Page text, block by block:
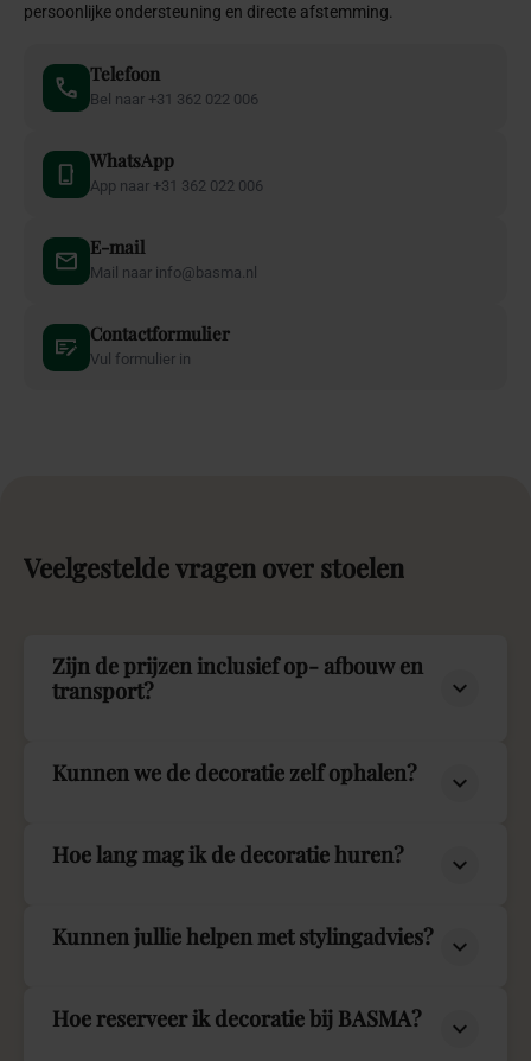
persoonlijke ondersteuning en directe afstemming.
Telefoon
Bel naar +31 362 022 006
WhatsApp
App naar +31 362 022 006
E-mail
Mail naar info@basma.nl
Contactformulier
Vul formulier in
Veelgesteldevragen over stoelen
Zijn de prijzen inclusief op- afbouw en
transport?
Kunnen we de decoratie zelf ophalen?
Hoe lang mag ik de decoratie huren?
Kunnen jullie helpen met stylingadvies?
Hoe reserveer ik decoratie bij BASMA?